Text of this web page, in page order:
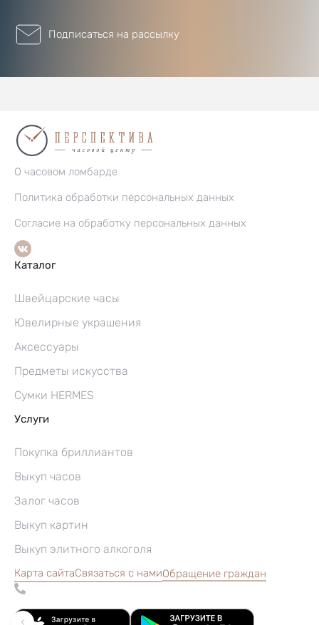
Подписаться на рассылку
О часовом ломбарде
Политика обработки персональных данных
Согласие на обработку персональных данных
Каталог
Швейцарские часы
Ювелирные украшения
Аксессуары
Предметы искусства
Сумки HERMES
Услуги
Покупка бриллиантов
Выкуп часов
Залог часов
Выкуп картин
Выкуп элитного алкоголя
Карта сайтаСвязаться с намиОбращение граждан